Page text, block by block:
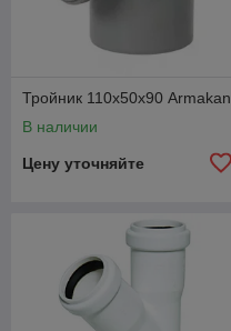
Тройник 110х50х90 Armakan
В наличии
Цену уточняйте